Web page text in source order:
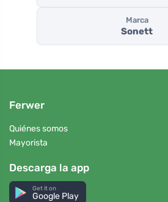
Marca
Sonett
Ferwer
Quiénes somos
Mayorista
Descarga la app
Get it on
Google Play